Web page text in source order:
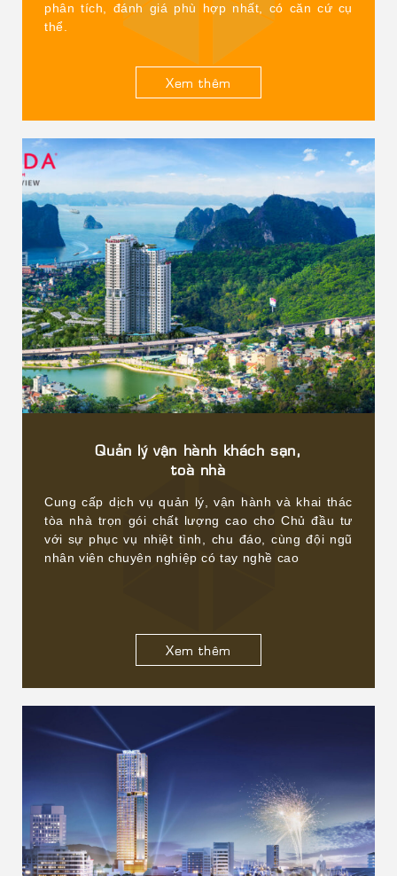
– Website:
halongbayview.vn|ramadasuiteshalongbay.com
phân tích, đánh giá phù hợp nhất, có căn cứ cụ
thể.
Xem thêm
Quản lý vận hành khách sạn,
toà nhà
Cung cấp dịch vụ quản lý, vận hành và khai thác
tòa nhà trọn gói chất lượng cao cho Chủ đầu tư
với sự phục vụ nhiệt tình, chu đáo, cùng đội ngũ
nhân viên chuyên nghiệp có tay nghề cao
Xem thêm